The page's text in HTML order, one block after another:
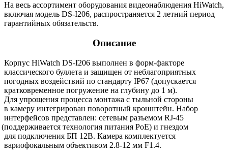
На весь ассортимент оборудования видеонаблюдения HiWatch,
включая модель DS-I206, распространяется 2 летний период
гарантийных обязательств.
Описание
Корпус HiWatch DS-I206 выполнен в форм-факторе
классического буллета и защищен от неблагоприятных
погодных воздействий по стандарту IP67 (допускается
кратковременное погружение на глубину до 1 м).
Для упрощения процесса монтажа с тыльной стороны
в камеру интегрирован поворотный кронштейн. Набор
интерфейсов представлен: сетевым разъемом RJ-45
(поддерживается технология питания PoE) и гнездом
для подключения БП 12В. Камера комплектуется
вариофокальным объективом 2.8-12 мм F1.4.